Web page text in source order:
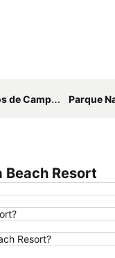
Campana Parque
Beach Resort
Resort?